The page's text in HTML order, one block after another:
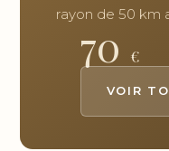
rayon de 50 km
70 €
VOIR